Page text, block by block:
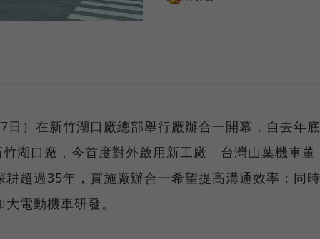
日）在新竹湖口廠總部舉行廠辦合一開幕，自去年底
湖口廠，今首度對外啟用新工廠。台灣山葉機車董
超過35年，實施廠辦合一希望提高溝通效率；同時
電動機車研發。